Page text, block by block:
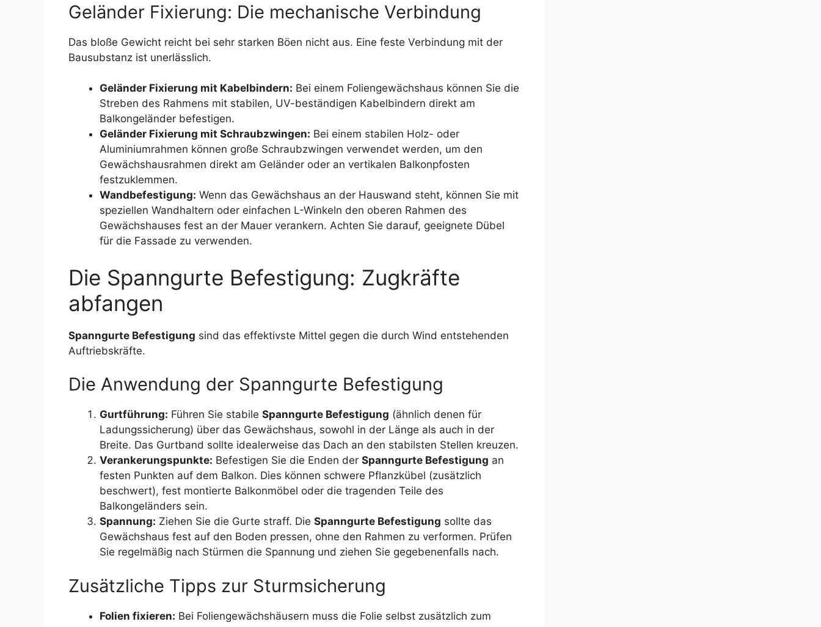
Geländer Fixierung: Die mechanische Verbindung
Das bloße Gewicht reicht bei sehr starken Böen nicht aus. Eine feste Verbindung mit der
Bausubstanz ist unerlässlich.
Geländer Fixierung mit Kabelbindern: Bei einem Foliengewächshaus können Sie die
Streben des Rahmens mit stabilen, UV-beständigen Kabelbindern direkt am
Balkongeländer befestigen.
Geländer Fixierung mit Schraubzwingen: Bei einem stabilen Holz- oder
Aluminiumrahmen können große Schraubzwingen verwendet werden, um den
Gewächshausrahmen direkt am Geländer oder an vertikalen Balkonpfosten
festzuklemmen.
Wandbefestigung: Wenn das Gewächshaus an der Hauswand steht, können Sie mit
speziellen Wandhaltern oder einfachen L-Winkeln den oberen Rahmen des
Gewächshauses fest an der Mauer verankern. Achten Sie darauf, geeignete Dübel
für die Fassade zu verwenden.
Die Spanngurte Befestigung: Zugkräfte
abfangen
Spanngurte Befestigung sind das effektivste Mittel gegen die durch Wind entstehenden
Auftriebskräfte.
Die Anwendung der Spanngurte Befestigung
Gurtführung: Führen Sie stabile Spanngurte Befestigung (ähnlich denen für
Ladungssicherung) über das Gewächshaus, sowohl in der Länge als auch in der
Breite. Das Gurtband sollte idealerweise das Dach an den stabilsten Stellen kreuzen.
Verankerungspunkte: Befestigen Sie die Enden der Spanngurte Befestigung an
festen Punkten auf dem Balkon. Dies können schwere Pflanzkübel (zusätzlich
beschwert), fest montierte Balkonmöbel oder die tragenden Teile des
Balkongeländers sein.
Spannung: Ziehen Sie die Gurte straff. Die Spanngurte Befestigung sollte das
Gewächshaus fest auf den Boden pressen, ohne den Rahmen zu verformen. Prüfen
Sie regelmäßig nach Stürmen die Spannung und ziehen Sie gegebenenfalls nach.
Zusätzliche Tipps zur Sturmsicherung
Folien fixieren: Bei Foliengewächshäusern muss die Folie selbst zusätzlich zum